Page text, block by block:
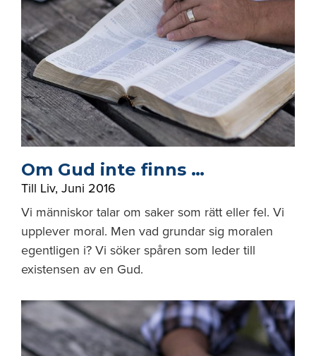
Om Gud inte finns …
Till Liv, Juni 2016
Vi människor talar om saker som rätt eller fel. Vi
upplever moral. Men vad grundar sig moralen
egentligen i? Vi söker spåren som leder till
existensen av en Gud.